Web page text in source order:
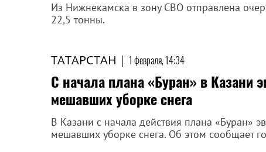
Из Нижнекамска в зону СВО отправлена
22,5 тонны.
ТАТАРСТАН | 1 февраля, 14:34
С начала плана «Буран» в Казани
мешавших уборке снега
В Казани с начала действия плана «Буран»
мешавших уборке снега. Об этом сообщает